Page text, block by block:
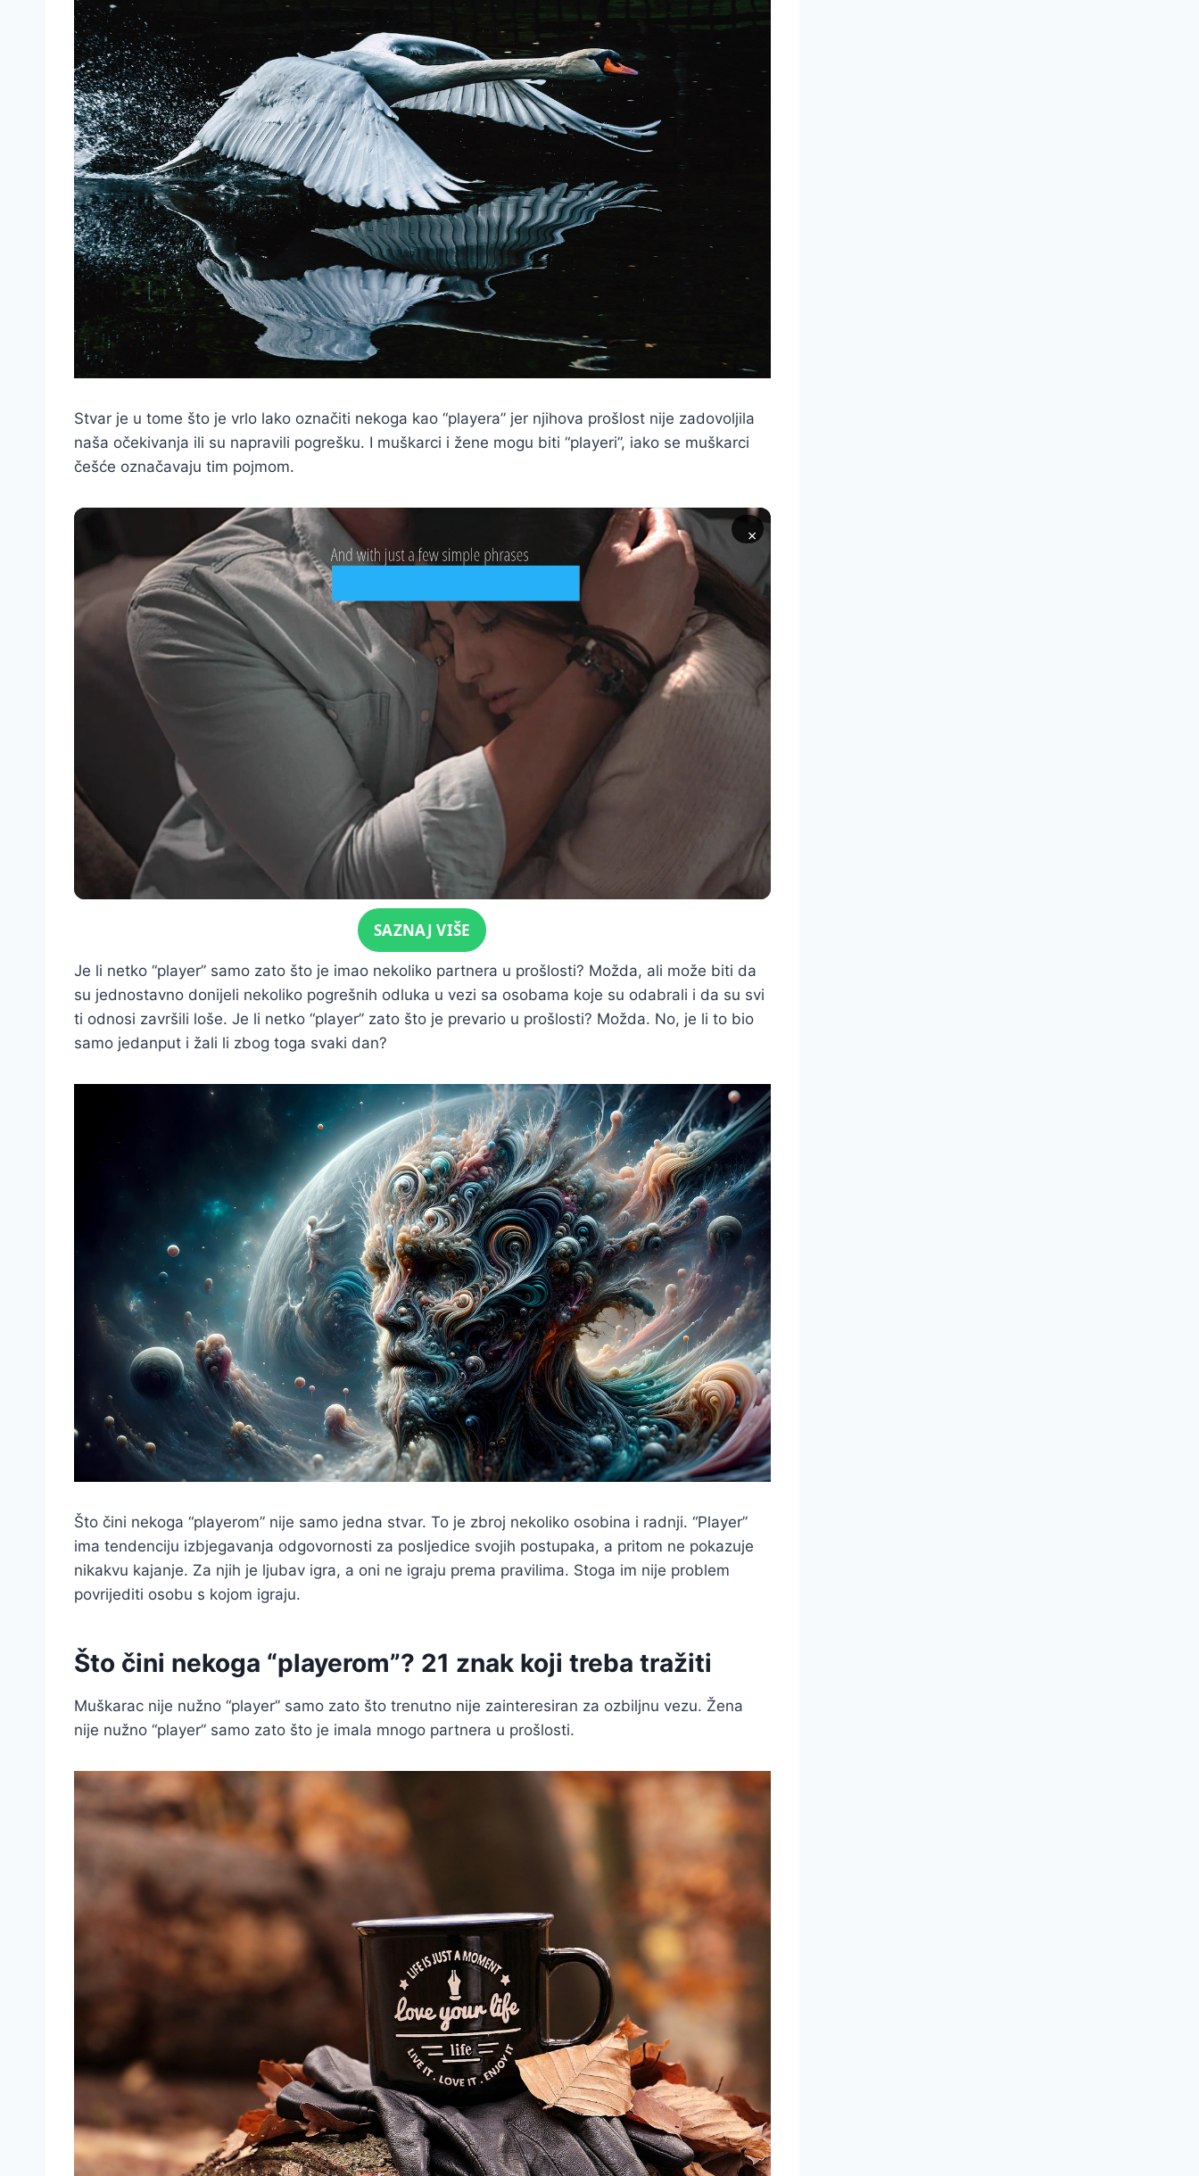
Stvar je u tome što je vrlo lako označiti nekoga kao “playera” jer njihova prošlost nije zadovoljila
naša očekivanja ili su napravili pogrešku. I muškarci i žene mogu biti “playeri”, iako se muškarci
češće označavaju tim pojmom.
×
SAZNAJ VIŠE
Je li netko “player” samo zato što je imao nekoliko partnera u prošlosti? Možda, ali može biti da
su jednostavno donijeli nekoliko pogrešnih odluka u vezi sa osobama koje su odabrali i da su svi
ti odnosi završili loše. Je li netko “player” zato što je prevario u prošlosti? Možda. No, je li to bio
samo jedanput i žali li zbog toga svaki dan?
Što čini nekoga “playerom” nije samo jedna stvar. To je zbroj nekoliko osobina i radnji. “Player”
ima tendenciju izbjegavanja odgovornosti za posljedice svojih postupaka, a pritom ne pokazuje
nikakvu kajanje. Za njih je ljubav igra, a oni ne igraju prema pravilima. Stoga im nije problem
povrijediti osobu s kojom igraju.
Što čini nekoga “playerom”? 21 znak koji treba tražiti
Muškarac nije nužno “player” samo zato što trenutno nije zainteresiran za ozbiljnu vezu. Žena
nije nužno “player” samo zato što je imala mnogo partnera u prošlosti.